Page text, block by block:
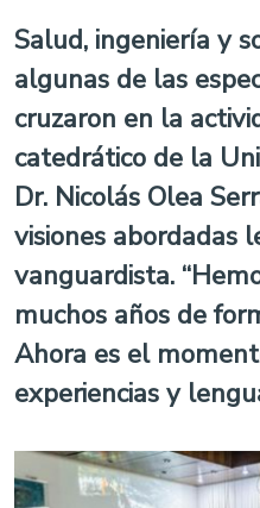
Salud, ingeniería y
algunas de las
cruzaron en la
catedrático de la
Dr. Nicolás Olea
visiones abordadas
vanguardista.
muchos años de
Ahora es el
experiencias y